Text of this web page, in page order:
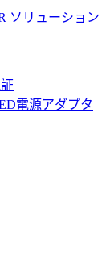
ソリューション
電源アダプタ